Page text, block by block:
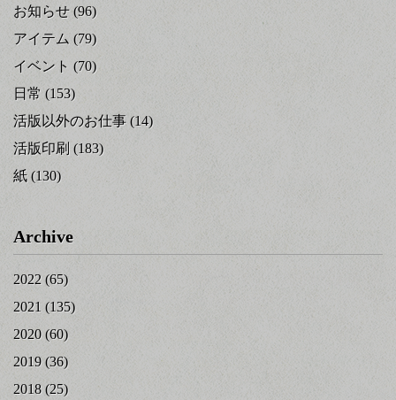
お知らせ (96)
アイテム (79)
イベント (70)
日常 (153)
活版以外のお仕事 (14)
活版印刷 (183)
紙 (130)
Archive
2022 (65)
2021 (135)
2020 (60)
2019 (36)
2018 (25)